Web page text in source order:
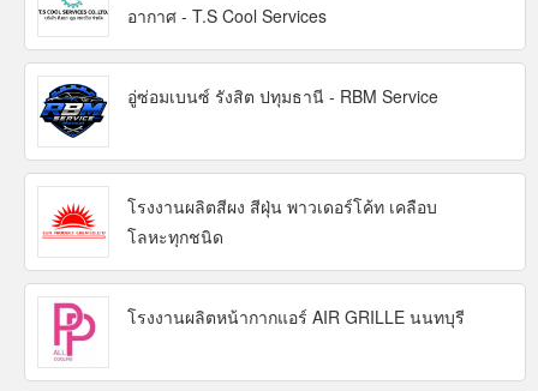
อากาศ - T.S Cool Services
อู่ซ่อมเบนซ์ รังสิต ปทุมธานี - RBM Service
โรงงานผลิตสีผง สีฝุ่น พาวเดอร์โค้ท เคลือบ
โลหะทุกชนิด
โรงงานผลิตหน้ากากแอร์ AIR GRILLE นนทบุรี